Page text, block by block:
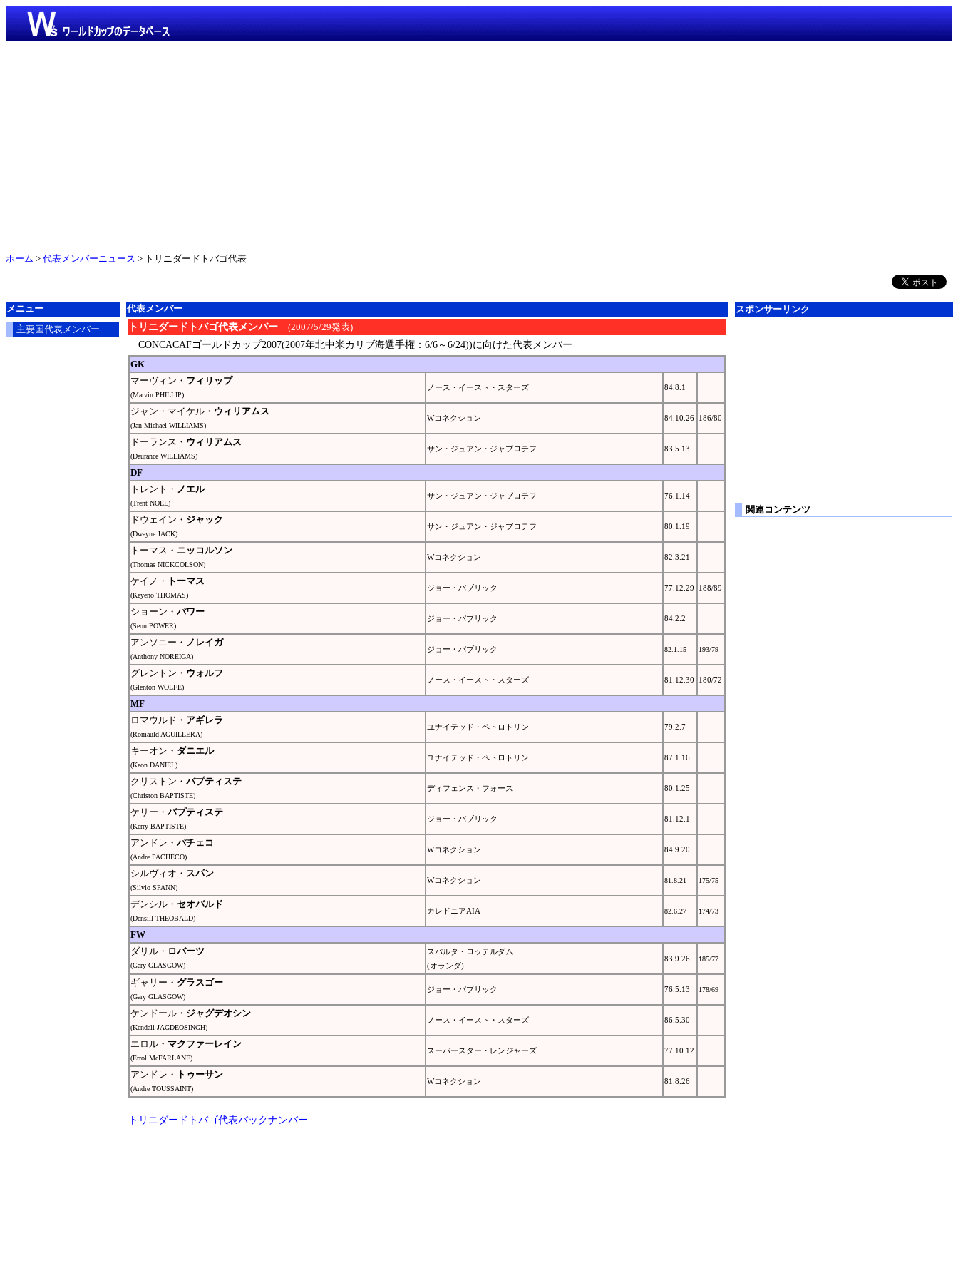
ホーム > 代表メンバーニュース > トリニダードトバゴ代表
代表メンバー
トリニダードトバゴ代表メンバー (2007/5/29発表)
CONCACAFゴールドカップ2007(2007年北中米カリブ海選手権：6/6～6/24))に向けた代表メンバー
GK
マーヴィン・ フィリップ
(Marvin PHILLIP)
ノース・イースト・スターズ 84.8.1
ジャン・マイケル・ ウィリアムス
(Jan Michael WILLIAMS)
Wコネクション 84.10.26 186/80
ドーランス・ ウィリアムス
(Daurance WILLIAMS)
サン・ジュアン・ジャブロテフ 83.5.13
DF
トレント・ ノエル
(Trent NOEL)
サン・ジュアン・ジャブロテフ 76.1.14
ドウェイン・ ジャック
(Dwayne JACK)
サン・ジュアン・ジャブロテフ 80.1.19
トーマス・ ニッコルソン
(Thomas NICKCOLSON)
Wコネクション 82.3.21
ケイノ・ トーマス
(Keyeno THOMAS)
ジョー・パブリック 77.12.29 188/89
ショーン・ パワー
(Seon POWER)
ジョー・パブリック 84.2.2
アンソニー・ ノレイガ
(Anthony NOREIGA)
ジョー・パブリック 82.1.15 193/79
グレントン・ ウォルフ
(Glenton WOLFE)
ノース・イースト・スターズ 81.12.30 180/72
MF
ロマウルド・ アギレラ
(Romauld AGUILLERA)
ユナイテッド・ペトロトリン 79.2.7
キーオン・ ダニエル
(Keon DANIEL)
ユナイテッド・ペトロトリン 87.1.16
クリストン・ バプティステ
(Christon BAPTISTE)
ディフェンス・フォース 80.1.25
ケリー・ バプティステ
(Kerry BAPTISTE)
ジョー・パブリック 81.12.1
アンドレ・ パチェコ
(Andre PACHECO)
Wコネクション 84.9.20
シルヴィオ・ スパン
(Silvio SPANN)
Wコネクション 81.8.21 175/75
デンシル・ セオバルド
(Densill THEOBALD)
カレドニアAIA 82.6.27 174/73
FW
ダリル・ ロバーツ
(Gary GLASGOW)
スパルタ・ロッテルダム
(オランダ)
83.9.26 185/77
ギャリー・ グラスゴー
(Gary GLASGOW)
ジョー・パブリック 76.5.13 178/69
ケンドール・ ジャグデオシン
(Kendall JAGDEOSINGH)
ノース・イースト・スターズ 86.5.30
エロル・ マクファーレイン
(Errol McFARLANE)
スーパースター・レンジャーズ 77.10.12
アンドレ・ トゥーサン
(Andre TOUSSAINT)
Wコネクション 81.8.26
トリニダードトバゴ代表バックナンバー
スポンサーリンク
関連コンテンツ
メニュー
主要国代表メンバー